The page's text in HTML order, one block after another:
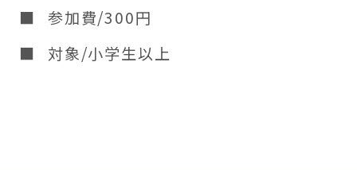
参加費/300円
対象/小学生以上